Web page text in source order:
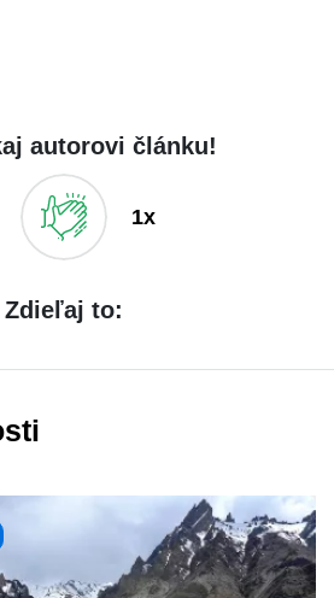
autorovi článku!
1x
Zdieľaj to: